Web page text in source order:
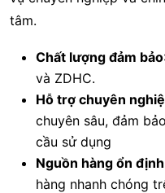
tâm.
Chất lượng đảm bảo
và ZDHC.
Hỗ trợ chuyên
chuyên sâu, đảm
cầu sử dụng
Nguồn hàng ổn định
hàng nhanh chóng